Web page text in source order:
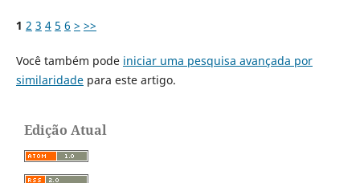
1 2 3 4 5 6 > >>
Você também pode iniciar uma pesquisa avançada por
similaridadepara este artigo.
Edição Atual